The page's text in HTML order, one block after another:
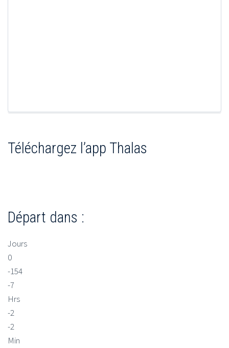
Téléchargez l’app Thalas
Départ dans :
Jours
0
-154
-7
Hrs
-2
-2
Min